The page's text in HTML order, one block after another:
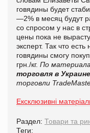
говядины будет
—2% в месяц будут
со спросом у нас в
цены пока не
эксперт. Так что
говядины смогу
грн./кг. По
торговля в Украине
торговли
Ексклюзивні
Раздел: Товари та
Теги: